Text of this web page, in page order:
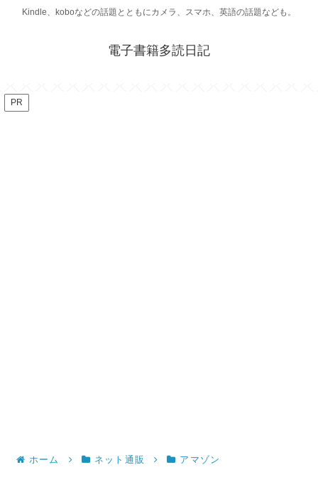
Kindle、koboなどの話題とともにカメラ、スマホ、英語の話題なども。
電子書籍多読日記
PR
ホーム ネット通販 アマゾン